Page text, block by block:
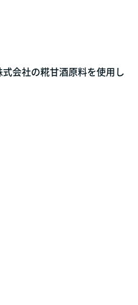
会社の糀甘酒原料を使用し